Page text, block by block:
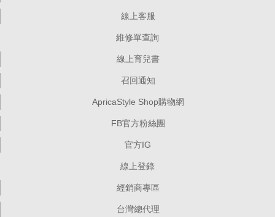
線上客服
維修單查詢
線上育兒書
召回通知
ApricaStyle Shop購物網
FB官方粉絲團
官方IG
線上登錄
經銷商專區
台灣總代理